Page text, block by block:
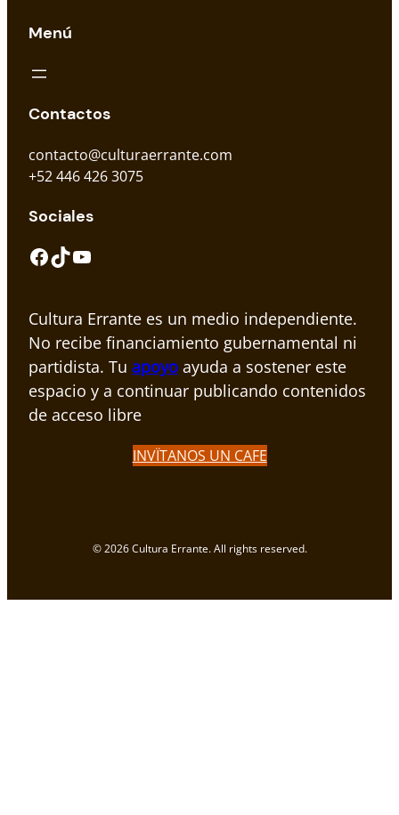
Menú
Contactos
contacto@culturaerrante.com
+52 446 426 3075
Sociales
Facebook TikTok YouTube
Cultura Errante es un medio independiente.
No recibe financiamiento gubernamental ni
partidista. Tu apoyo ayuda a sostener este
espacio y a continuar publicando contenidos
de acceso libre
INVÏTANOS UN CAFE
© 2026 Cultura Errante. All rights reserved.